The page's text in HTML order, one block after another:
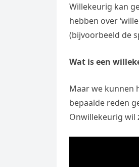
Willekeurig kan
hebben over
(bijvoorbeeld de
Wat is een
Maar we kunnen
bepaalde reden
Onwillekeurig wil